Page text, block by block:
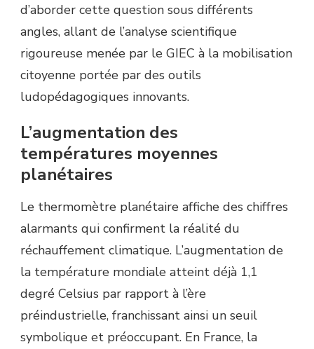
d’aborder cette question sous différents
angles, allant de l’analyse scientifique
rigoureuse menée par le GIEC à la mobilisation
citoyenne portée par des outils
ludopédagogiques innovants.
L’augmentation des
températures moyennes
planétaires
Le thermomètre planétaire affiche des chiffres
alarmants qui confirment la réalité du
réchauffement climatique. L’augmentation de
la température mondiale atteint déjà 1,1
degré Celsius par rapport à l’ère
préindustrielle, franchissant ainsi un seuil
symbolique et préoccupant. En France, la